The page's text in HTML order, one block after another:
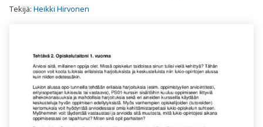
Tekijä: Heikki Hirvonen